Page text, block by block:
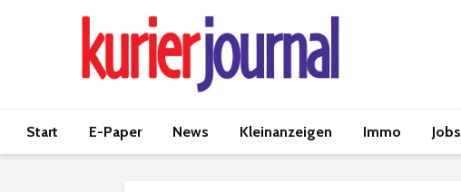
Start E-Paper News Kleinanzeigen Immo Jobs